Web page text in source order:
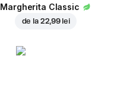
Margherita Classic
de la 22,99 lei